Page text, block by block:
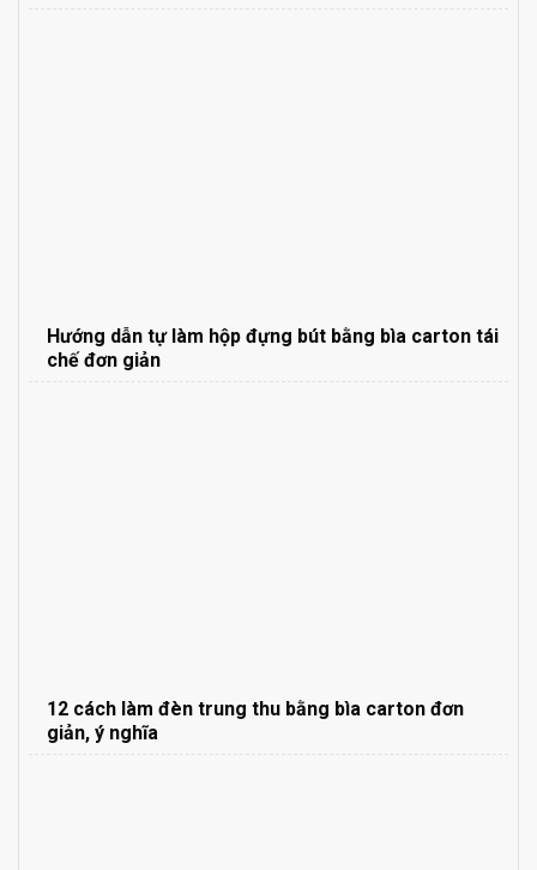
Hướng dẫn tự làm hộp đựng bút bằng bìa carton tái
chế đơn giản
12 cách làm đèn trung thu bằng bìa carton đơn
giản, ý nghĩa